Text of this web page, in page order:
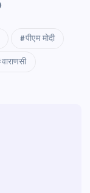
पीएम मोदी
वाराणसी